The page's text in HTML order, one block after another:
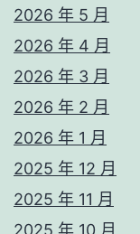
2026 年 5 月
2026 年 4 月
2026 年 3 月
2026 年 2 月
2026 年 1 月
2025 年 12 月
2025 年 11 月
2025 年 10 月